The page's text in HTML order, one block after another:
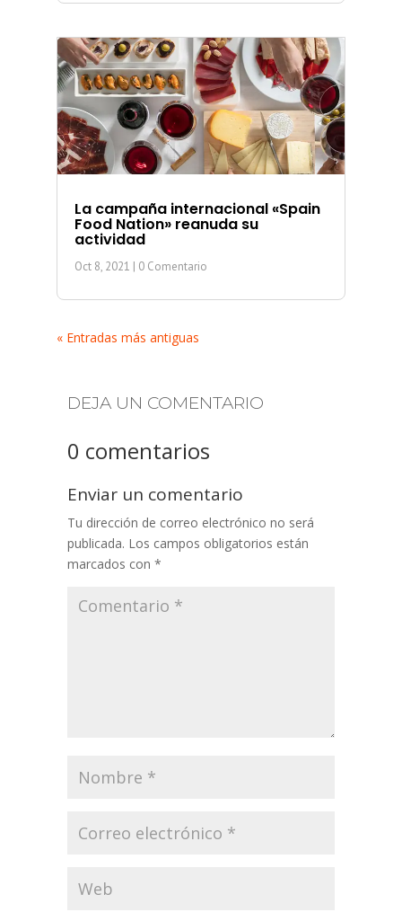
La campaña internacional «Spain
Food Nation» reanuda su
actividad
Oct 8, 2021 | 0 Comentario
« Entradas más antiguas
DEJA UN COMENTARIO
0 comentarios
Enviar un comentario
Tu dirección de correo electrónico no será
publicada. Los campos obligatorios están
marcados con *